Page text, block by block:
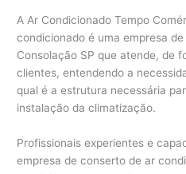
A Ar Condicionado Tempo
condicionado é uma empresa
Consolação SP que atende, de
clientes, entendendo a
qual é a estrutura necessária
instalação da climatização.
Profissionais experientes e
empresa de conserto de ar